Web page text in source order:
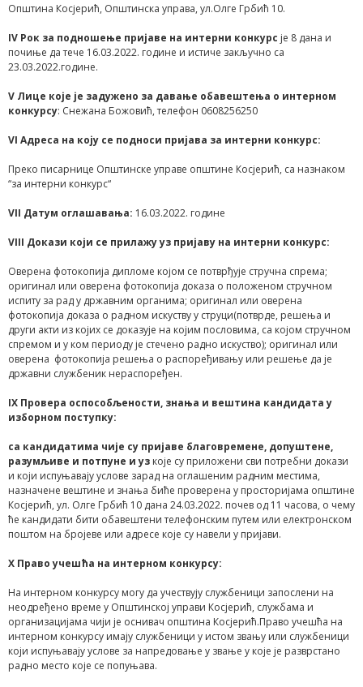
Општина Косјерић, Општинска управа, ул.Олге Грбић 10.
IV Рок за подношење пријаве на интерни конкурс је 8 дана и
почиње да тече 16.03.2022. године и истиче закључно са
23.03.2022.године.
V Лице које је задужено за давање обавештења о интерном
конкурсу: Снежана Божовић, телефон 0608256250
VI Адреса на коју се подноси пријава за интерни конкурс:
Преко писарнице Општинске управе општине Косјерић, са назнаком
“за интерни конкурс“
VII Датум оглашавања: 16.03.2022. године
VIII Докази који се прилажу уз пријаву на интерни конкурс:
Оверена фотокопија дипломе којом се потврђује стручна спрема;
оригинал или оверена фотокопија доказа о положеном стручном
испиту за рад у државним органима; оригинал или оверена
фотокопија доказа о радном искуству у струци(потврде, решења и
други акти из којих се доказује на којим пословима, са којом стручном
спремом и у ком периоду је стечено радно искуство); оригинал или
оверена фотокопија решења о распоређивању или решење да је
државни службеник нераспоређен.
IX Провера оспособљености, знања и вештина кандидата у
изборном поступку:
са кандидатима чије су пријаве благовремене, допуштене,
разумљиве и потпуне и уз које су приложени сви потребни докази
и који испуњавају услове зарад на оглашеним радним местима,
назначене вештине и знања биће проверена у просторијама општине
Косјерић, ул. Олге Грбић 10 дана 24.03.2022. почев од 11 часова, о чему
ће кандидати бити обавештени телефонским путем или електронском
поштом на бројеве или адресе које су навели у пријави.
X Право учешћа на интерном конкурсу:
На интерном конкурсу могу да учествују службеници запослени на
неодређено време у Општинској управи Косјерић, службама и
организацијама чији је оснивач општина Косјерић.Право учешћа на
интерном конкурсу имају службеници у истом звању или службеници
који испуњавају услове за напредовање у звање у које је разврстано
радно место које се попуњава.